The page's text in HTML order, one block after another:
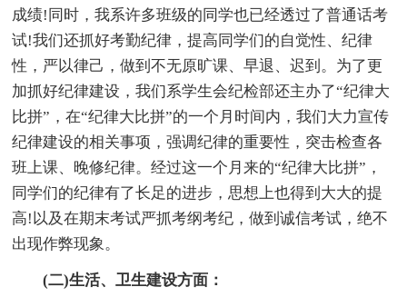
成绩!同时，我系许多班级的同学也已经透过了普通话考
试!我们还抓好考勤纪律，提高同学们的自觉性、纪律
性，严以律己，做到不无原旷课、早退、迟到。为了更
加抓好纪律建设，我们系学生会纪检部还主办了“纪律大
比拼”，在“纪律大比拼”的一个月时间内，我们大力宣传
纪律建设的相关事项，强调纪律的重要性，突击检查各
班上课、晚修纪律。经过这一个月来的“纪律大比拼”，
同学们的纪律有了长足的进步，思想上也得到大大的提
高!以及在期末考试严抓考纲考纪，做到诚信考试，绝不
出现作弊现象。
(二)生活、卫生建设方面：